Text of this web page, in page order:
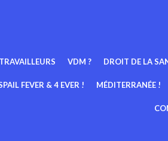
VDM ? DROIT DE LA
FEVER & 4 EVER ! MÉDITERRANÉE !